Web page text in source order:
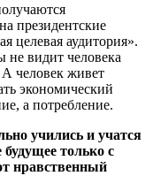
президентские
целевая аудитория».
не видит человека
человек живет
экономический
а потребление.
учились и учатся
только с
нравственный